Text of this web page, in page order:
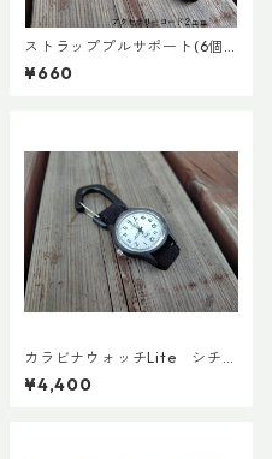
ストラッププルサポート(6個
セット)
¥660
カラビナウォッチLite シチズ
ンQ＆Q アナログソーラー
¥4,400